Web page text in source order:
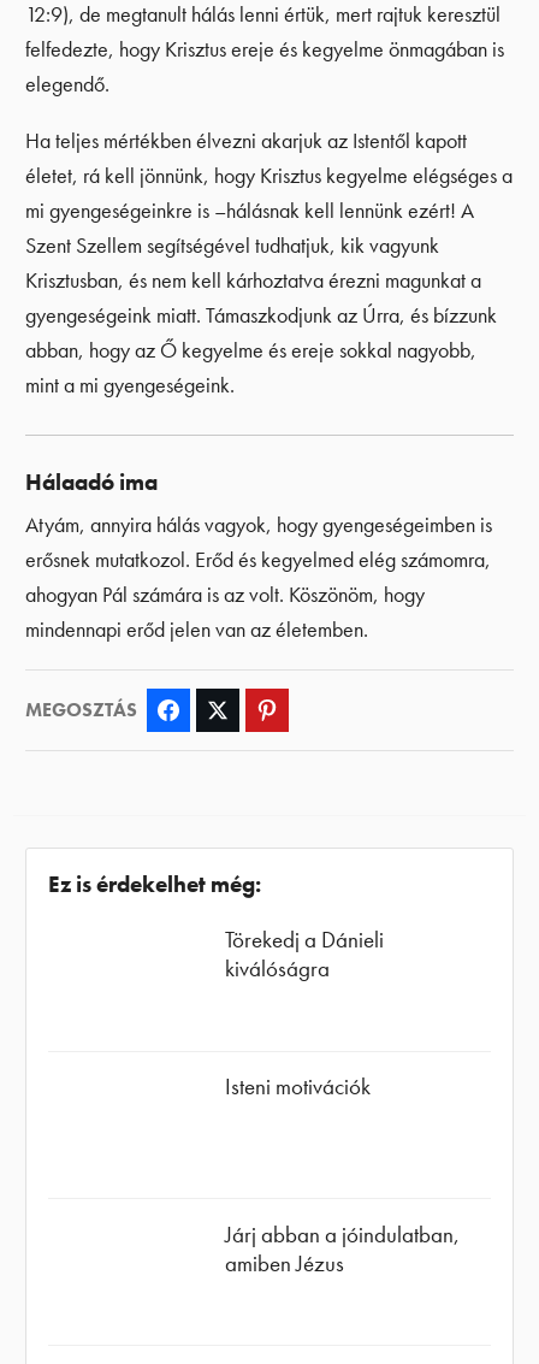
12:9), de megtanult hálás lenni értük, mert rajtuk keresztül
felfedezte, hogy Krisztus ereje és kegyelme önmagában is
elegendő.
Ha teljes mértékben élvezni akarjuk az Istentől kapott
életet, rá kell jönnünk, hogy Krisztus kegyelme elégséges a
mi gyengeségeinkre is –hálásnak kell lennünk ezért! A
Szent Szellem segítségével tudhatjuk, kik vagyunk
Krisztusban, és nem kell kárhoztatva érezni magunkat a
gyengeségeink miatt. Támaszkodjunk az Úrra, és bízzunk
abban, hogy az Ő kegyelme és ereje sokkal nagyobb,
mint a mi gyengeségeink.
Hálaadó ima
Atyám, annyira hálás vagyok, hogy gyengeségeimben is
erősnek mutatkozol. Erőd és kegyelmed elég számomra,
ahogyan Pál számára is az volt. Köszönöm, hogy
mindennapi erőd jelen van az életemben.
MEGOSZTÁS Facebook Twitter
Ez is érdekelhet még:
Törekedj a Dánieli
kiválóságra
Isteni motivációk
Járj abban a jóindulatban,
amiben Jézus